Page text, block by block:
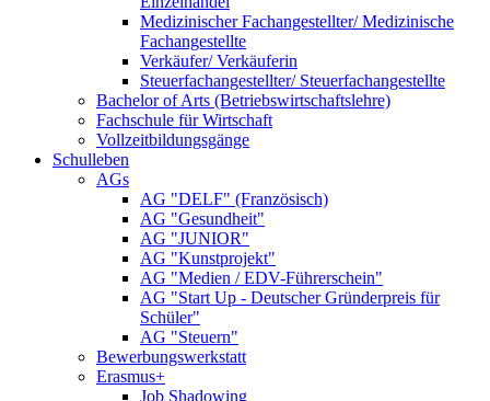
Medizinischer Fachangestellter/ Medizinische
Fachangestellte
Verkäufer/ Verkäuferin
Steuerfachangestellter/ Steuerfachangestellte
Bachelor of Arts (Betriebswirtschaftslehre)
Fachschule für Wirtschaft
Vollzeitbildungsgänge
Schulleben
AGs
AG "DELF" (Französisch)
AG "Gesundheit"
AG "JUNIOR"
AG "Kunstprojekt"
AG "Medien / EDV-Führerschein"
AG "Start Up - Deutscher Gründerpreis für
Schüler"
AG "Steuern"
Bewerbungswerkstatt
Erasmus+
Job Shadowing